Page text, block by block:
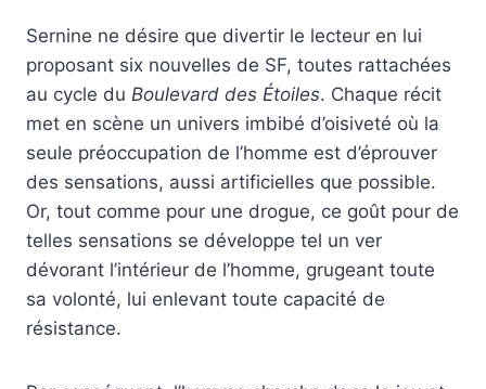
Sernine ne désire que divertir le lecteur en lui
proposant six nouvelles de SF, toutes rattachées
au cycle du Boulevard des Étoiles. Chaque récit
met en scène un univers imbibé d’oisiveté où la
seule préoccupation de l’homme est d’éprouver
des sensations, aussi artificielles que possible.
Or, tout comme pour une drogue, ce goût pour de
telles sensations se développe tel un ver
dévorant l’intérieur de l’homme, grugeant toute
sa volonté, lui enlevant toute capacité de
résistance.